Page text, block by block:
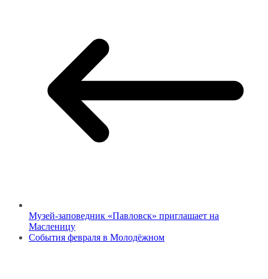
Музей-заповедник «Павловск» приглашает на
Масленицу
События февраля в Молодёжном